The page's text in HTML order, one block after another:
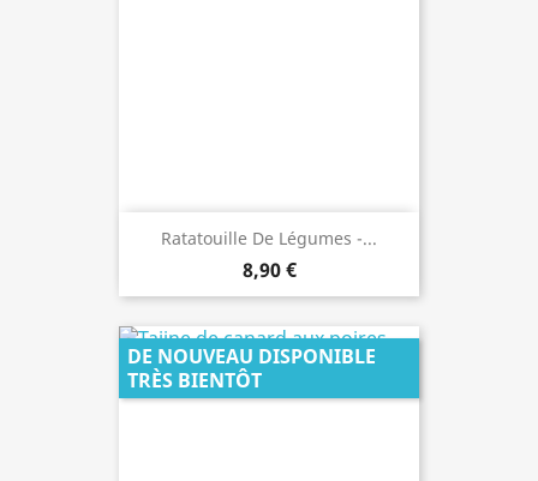
Ratatouille De Légumes -...
8,90 €
DE NOUVEAU DISPONIBLE
TRÈS BIENTÔT